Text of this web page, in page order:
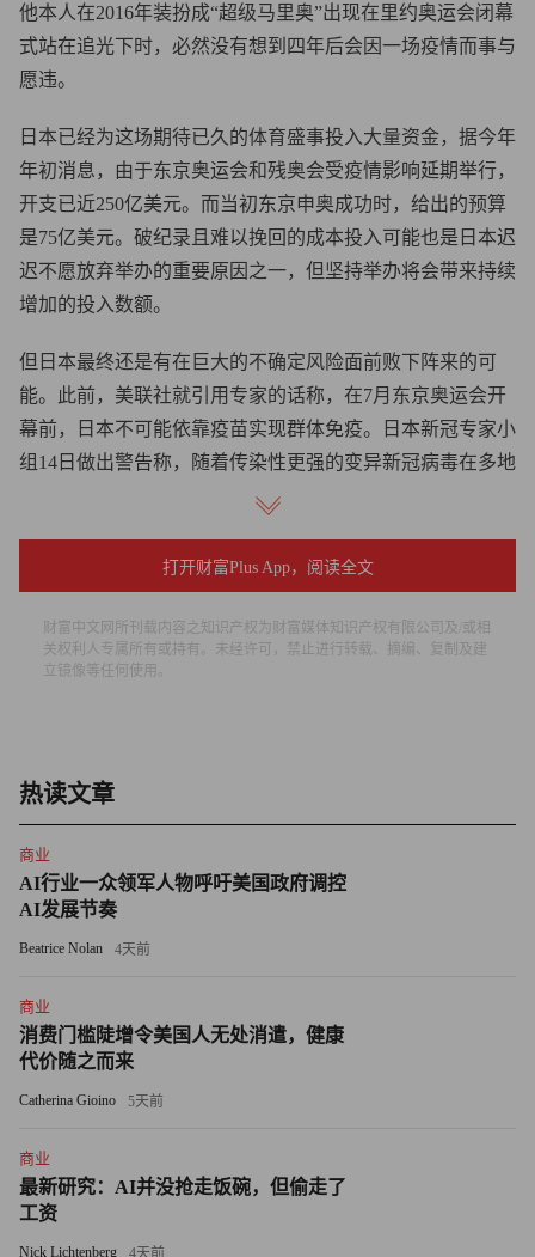
他本人在2016年装扮成“超级马里奥”出现在里约奥运会闭幕
式站在追光下时，必然没有想到四年后会因一场疫情而事与
愿违。
日本已经为这场期待已久的体育盛事投入大量资金，据今年
年初消息，由于东京奥运会和残奥会受疫情影响延期举行，
开支已近250亿美元。而当初东京申奥成功时，给出的预算
是75亿美元。破纪录且难以挽回的成本投入可能也是日本迟
迟不愿放弃举办的重要原因之一，但坚持举办将会带来持续
增加的投入数额。
但日本最终还是有在巨大的不确定风险面前败下阵来的可
能。此前，美联社就引用专家的话称，在7月东京奥运会开
幕前，日本不可能依靠疫苗实现群体免疫。日本新冠专家小
组14日做出警告称，随着传染性更强的变异新冠病毒在多地
蔓延，日本已经进入第四波疫情。而这距离奥运会的开幕，
70%的日本民众希望东京奥运会再次推迟或取消。
如果这届东京奥运会确认取消举办，那么这将成为日本第二
次举办奥运会未遂。1940年的东京奥运会也未能如期举办，
军方最终以纪念神武纪元2600年举行军事演习为由取消了当
届运动会。
1940年的奥运会折损于人祸，2020年奥运会可以预见的失败
也绝不能全部归因于天灾。
职；而后东京奥运会开闭幕式总监佐佐木宏又因提出严重侮
辱女艺人外貌的演出方案于3月份辞职；原本仪式感十足的
奥运火炬接力也颇为不顺，多名火炬手接二连三退出，自3
月25日启动传递的奥运火炬此前已两次熄灭，4月6日，圣火
意外频出之下，本就被疫情冲淡的奥运气氛消弭殆尽。越来
越多的人对这届奥运会的举办提出质疑。《卫报》就曾发
打开财富Plus App，阅读全文
财富中文网所刊载内容之知识产权为财富媒体知识产权有限公司及/或相
关权利人专属所有或持有。未经许可，禁止进行转载、摘编、复制及建
立镜像等任何使用。
热读文章
商业
AI行业一众领军人物呼吁美国政府调控
AI发展节奏
Beatrice Nolan 4天前
商业
消费门槛陡增令美国人无处消遣，健康
代价随之而来
Catherina Gioino 5天前
商业
最新研究：AI并没抢走饭碗，但偷走了
工资
Nick Lichtenberg 4天前